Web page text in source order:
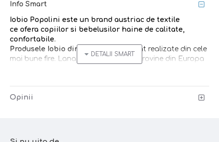
Info Smart
Iobio Popolini este un brand austriac de textile
ce ofera copiilor si bebelusilor haine de calitate,
confortabile.
Produsele Iobio din lana merinos
sunt realizate din cele
mai bune fire. Lana merinos folosita provine din Europa
Hainele din lana merinos sunt supra-numite ”inteligente”:
regleaza temperatura corpului, absorb transpiratia, fara
Caracteristici:
Opinii